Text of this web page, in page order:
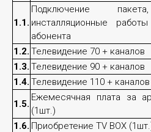
1.1.
Подключение
инсталляционные
абонента
1.2. Телевидение 70 + каналов
1.3. Телевидение 90 + каналов
1.4. Телевидение 110 + каналов
1.5.
Ежемесячная плата за
(1шт.)
1.6. Приобретение TV BOX
Одним из решений
процессов компании и
затрат на ИТ - является
облачного провайдера
спектра решаемых
масштабируемости ИТ-
безопасности
сокращения расходов.
соответствуют